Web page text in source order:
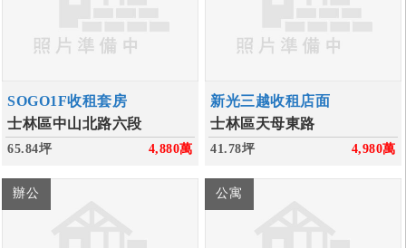
SOGO1F收租套房
士林區中山北路六段
65.84坪 4,880萬
新光三越收租店面
士林區天母東路
41.78坪 4,980萬
辦公 公寓